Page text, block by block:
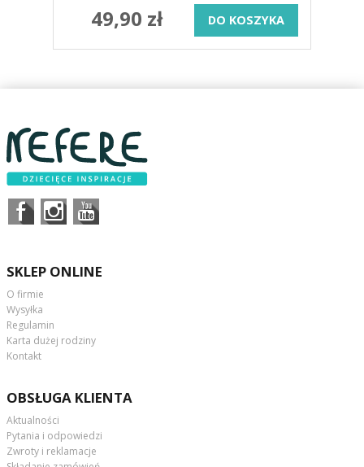
49,90 zł DO KOSZYKA
SKLEP ONLINE
O firmie
Wysyłka
Regulamin
Karta dużej rodziny
Kontakt
OBSŁUGA KLIENTA
Aktualności
Pytania i odpowiedzi
Zwroty i reklamacje